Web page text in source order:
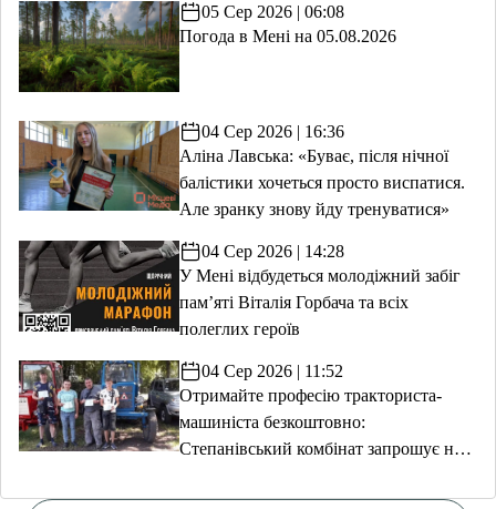
05 Сер 2026 | 06:08
Погода в Мені на 05.08.2026
04 Сер 2026 | 16:36
Аліна Лавська: «Буває, після нічної
балістики хочеться просто виспатися.
Але зранку знову йду тренуватися»
04 Сер 2026 | 14:28
У Мені відбудеться молодіжний забіг
пам’яті Віталія Горбача та всіх
полеглих героїв
04 Сер 2026 | 11:52
Отримайте професію тракториста-
машиніста безкоштовно:
Степанівський комбінат запрошує на